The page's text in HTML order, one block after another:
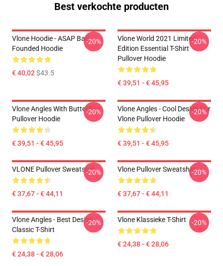
Best verkochte producten
Vlone Hoodie - ASAP Bari
Founded Hoodie
€ 40,02$43.5
-20%
Vlone World 2021 Limited
Edition Essential T-Shirt
Pullover Hoodie
€ 39,51 - € 45,95
-20%
Vlone Angles With Butterflies
Pullover Hoodie
€ 39,51 - € 45,95
-20%
Vlone Angles - Cool Design For
Vlone Pullover Hoodie
€ 39,51 - € 45,95
-20%
VLONE Pullover Sweatshirt
€ 37,67 - € 44,11
-20% Vlone Pullover Sweatshirt
€ 37,67 - € 44,11
-20%
Vlone Angles - Best Design
Classic T-Shirt
€ 24,38 - € 28,06
-20% Vlone Klassieke T-Shirt
€ 24,38 - € 28,06
-20%